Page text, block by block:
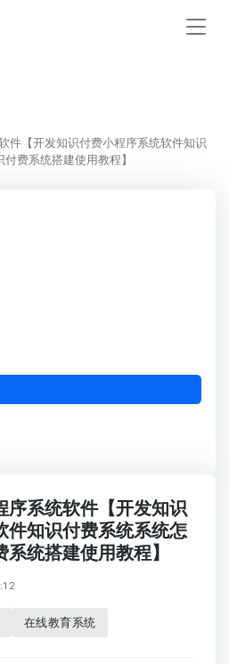
件【开发知识付费小程序系统软件知识
费系统搭建使用教程】
序系统软件【开发知识
件知识付费系统系统怎
统搭建使用教程】
在线教育系统